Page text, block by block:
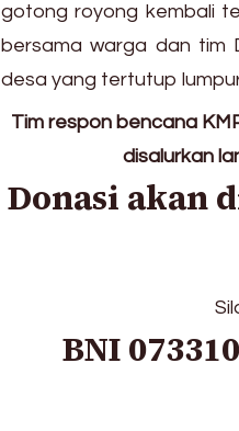
gotong royong kembali
bersama warga dan tim
desa yang tertutup
Tim respon bencana
disalurkan
Donasi akan
BNI